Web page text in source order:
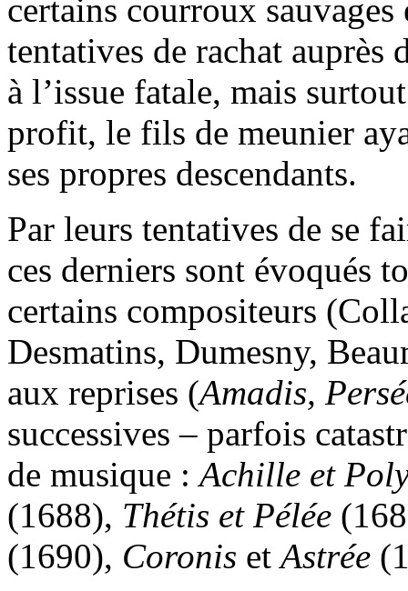
certains courroux
tentatives de rachat auprès
à l’issue fatale, mais
profit, le fils de meunier
ses propres descendants.
Par leurs tentatives de se
ces derniers sont évoqués
certains compositeurs
Desmatins, Dumesny,
aux reprises (Amadis,
successives – parfois
de musique :Achille et
(1688), Thétis et Pélée
(1690), Coronis etAstrée